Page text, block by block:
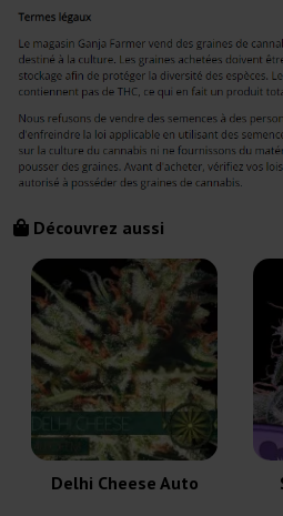
Découvrez aussi
Delhi Cheese Auto